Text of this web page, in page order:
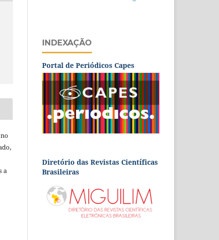
a
INDEXAÇÃO
Portal de Periódicos Capes
Diretório das Revistas Científicas
Brasileiras